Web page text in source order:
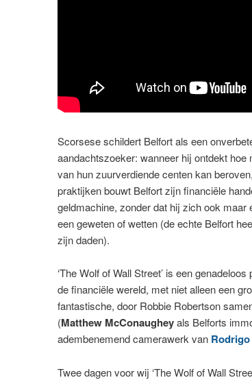
Scorsese schildert Belfort als een
aandachtszoeker: wanneer hij ontdekt
van hun zuurverdiende centen kan
praktijken bouwt Belfort zijn financiële
geldmachine, zonder dat hij zich ook maar
een geweten of wetten (de echte Belfort
zijn daden).
‘The Wolf of Wall Street’ is een
de financiële wereld, met niet alleen een
fantastische, door Robbie Robertson
(Matthew McConaugheyals Belforts
adembenemend camerawerk van
Twee dagen voor wij ‘The Wolf of Wall